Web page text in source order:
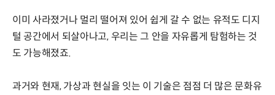
이미 사라졌거나 멀리 떨어져 있어 쉽게 갈 수 없는 유적도 디지
털 공간에서 되살아나고, 우리는 그 안을 자유롭게 탐험하는 것
도 가능해졌죠.
과거와 현재, 가상과 현실을 잇는 이 기술은 점점 더 많은 문화유